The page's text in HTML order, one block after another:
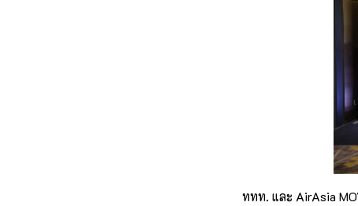
ททท. และ AirAsia